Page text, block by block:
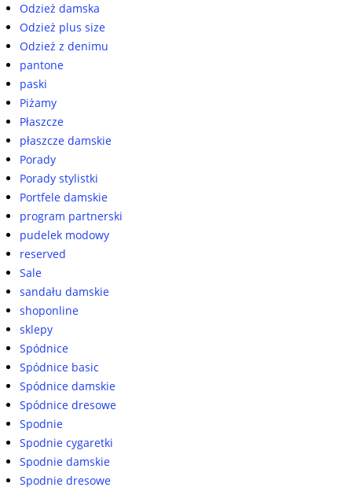
Odzież damska
Odzież plus size
Odzież z denimu
pantone
paski
Piżamy
Płaszcze
płaszcze damskie
Porady
Porady stylistki
Portfele damskie
program partnerski
pudelek modowy
reserved
Sale
sandału damskie
shoponline
sklepy
Spódnice
Spódnice basic
Spódnice damskie
Spódnice dresowe
Spodnie
Spodnie cygaretki
Spodnie damskie
Spodnie dresowe